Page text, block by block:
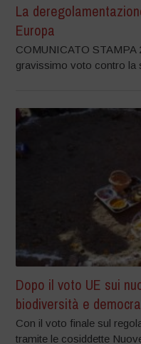
La
Europa
COMUNICATO STAMPA
gravissimo voto contro la
Dopo il voto UE sui
biodiversità e
Con il voto finale sul
tramite le cosiddette